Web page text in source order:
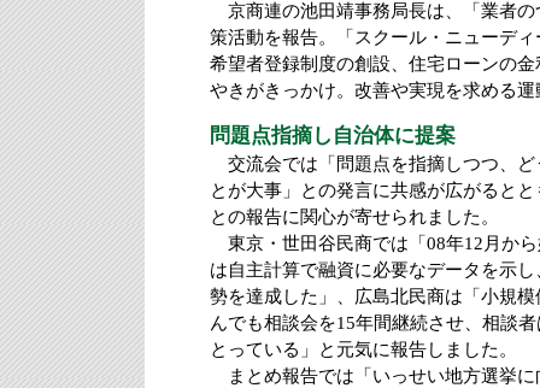
京商連の池田靖事務局長は、「業者
策活動を報告。「スクール・ニューデ
希望者登録制度の創設、住宅ローンの
やきがきっかけ。改善や実現を求める
問題点指摘し自治体に提案
交流会では「問題点を指摘しつつ、
とが大事」との発言に共感が広がると
との報告に関心が寄せられました。
東京・世田谷民商では「08年12月か
は自主計算で融資に必要なデータを示
勢を達成した」、広島北民商は「小規
んでも相談会を15年間継続させ、相談
とっている」と元気に報告しました。
まとめ報告では「いっせい地方選挙